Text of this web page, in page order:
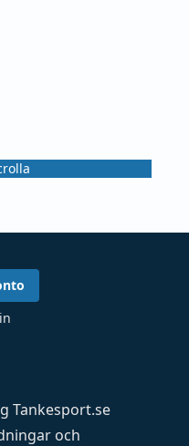
Tankesport.se
och